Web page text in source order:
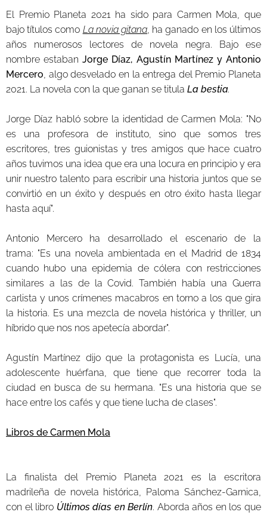
El Premio Planeta 2021 ha sido para Carmen Mola, que
bajo títulos como La novia gitana , ha ganado en los últimos
años numerosos lectores de novela negra. Bajo ese
nombre estabanJorge Díaz, Agustín Martínez y Antonio
Mercero , algo desvelado en la entrega del Premio Planeta
2021. La novela con la que ganan se titula La bestia.
Jorge Díaz habló sobre la identidad de Carmen Mola: "No
es una profesora de instituto, sino que somos tres
escritores, tres guionistas y tres amigos que hace cuatro
años tuvimos una idea que era una locura en principio y era
unir nuestro talento para escribir una historia juntos que se
convirtió en un éxito y después en otro éxito hasta llegar
hasta aquí".
Antonio Mercero ha desarrollado el escenario de la
trama: "Es una novela ambientada en el Madrid de 1834
cuando hubo una epidemia de cólera con restricciones
similares a las de la Covid. También había una Guerra
carlista y unos crímenes macabros en torno a los que gira
la historia. Es una mezcla de novela histórica y thriller, un
híbrido que nos nos apetecía abordar".
Agustín Martínez dijo que la protagonista es Lucía, una
adolescente huérfana, que tiene que recorrer toda la
ciudad en busca de su hermana. "Es una historia que se
hace entre los cafés y que tiene lucha de clases".
Libros de Carmen Mola
La finalista del Premio Planeta 2021 es la escritora
madrileña de novela histórica, Paloma Sánchez-Garnica,
con el libro Últimos días en Berlín. Aborda años en los que